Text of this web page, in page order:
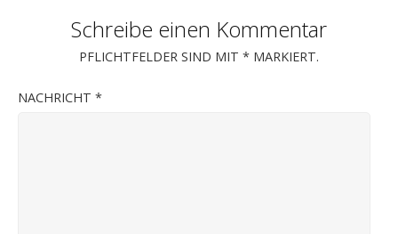
Schreibe einen Kommentar
PFLICHTFELDER SIND MIT * MARKIERT.
NACHRICHT *